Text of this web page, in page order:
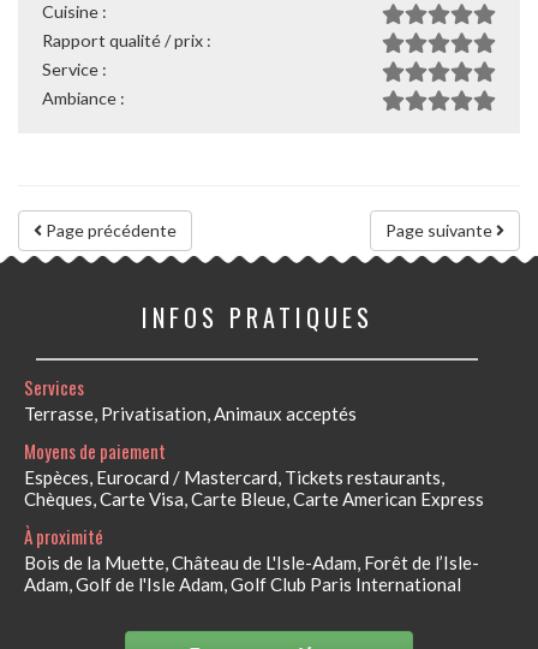
Cuisine :
Rapport qualité / prix :
Service :
Ambiance :
Page suivante
Page précédente
INFOS PRATIQUES
Services
Terrasse, Privatisation, Animaux acceptés
Moyens de paiement
Espèces, Eurocard / Mastercard, Tickets restaurants,
Chèques, Carte Visa, Carte Bleue, Carte American Express
À proximité
Bois de la Muette, Château de L'Isle-Adam, Forêt de l’Isle-
Adam, Golf de l'Isle Adam, Golf Club Paris International